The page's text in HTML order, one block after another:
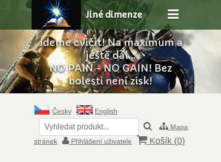
Jdeme cvičit! Na maximum a
ještě dál...
NO PAIN - NO GAIN! Bez
bolesti není zisk!
Jiné dimenze
Česky
English
Mapa
stránek
Přihlášení uživatele Košík (0)